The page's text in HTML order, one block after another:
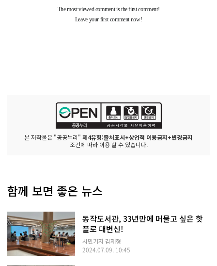
본 저작물은 "공공누리" 제4유형:출처표시+상업적 이용금지+변경금지
조건에 따라 이용 할 수 있습니다.
함께 보면 좋은 뉴스
동작도서관, 33년만에 머물고 싶은 핫
플로 대변신!
시민기자 김재형
2024.07.09. 10:45